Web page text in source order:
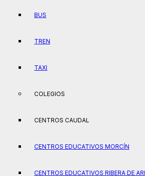
BUS
TREN
TAXI
COLEGIOS
CENTROS CAUDAL
CENTROS EDUCATIVOS MORCÍN
CENTROS EDUCATIVOS RIBERA DE